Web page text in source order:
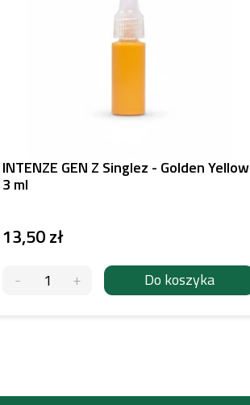
INTENZE GEN Z Singlez - Golden Yellow
3 ml
13,50 zł
Do koszyka